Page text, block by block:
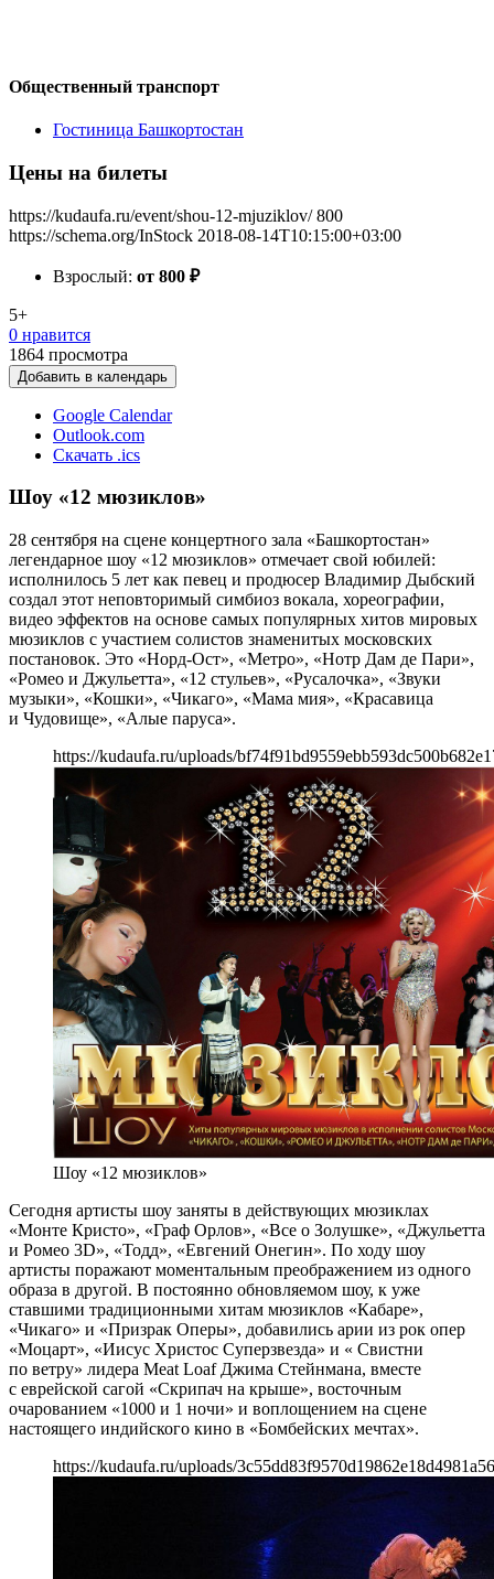
Общественный транспорт
Гостиница Башкортостан
Цены на билеты
https://kudaufa.ru/event/shou-12-mjuziklov/ 800
https://schema.org/InStock 2018-08-14T10:15:00+03:00
Взрослый: от 800 ₽
5+
0 нравится
1864 просмотра
Добавить в календарь
Google Calendar
Outlook.com
Скачать .ics
Шоу «12 мюзиклов»
28 сентября на сцене концертного зала «Башкортостан»
легендарное шоу «12 мюзиклов» отмечает свой юбилей:
исполнилось 5 лет как певец и продюсер Владимир Дыбский
создал этот неповторимый симбиоз вокала, хореографии,
видео эффектов на основе самых популярных хитов мировых
мюзиклов с участием солистов знаменитых московских
постановок. Это «Норд-Ост», «Метро», «Нотр Дам де Пари»,
«Ромео и Джульетта», «12 стульев», «Русалочка», «Звуки
музыки», «Кошки», «Чикаго», «Мама мия», «Красавица
и Чудовище», «Алые паруса».
https://kudaufa.ru/uploads/
Шоу «12 мюзиклов»
Сегодня артисты шоу заняты в действующих мюзиклах
«Монте Кристо», «Граф Орлов», «Все о Золушке», «Джульетта
и Ромео 3D», «Тодд», «Евгений Онегин». По ходу шоу
артисты поражают моментальным преображением из одного
образа в другой. В постоянно обновляемом шоу, к уже
ставшими традиционными хитам мюзиклов «Кабаре»,
«Чикаго» и «Призрак Оперы», добавились арии из рок опер
«Моцарт», «Иисус Христос Суперзвезда» и « Свистни
по ветру» лидера Meat Loaf Джима Стейнмана, вместе
с еврейской сагой «Скрипач на крыше», восточным
очарованием «1000 и 1 ночи» и воплощением на сцене
настоящего индийского кино в «Бомбейских мечтах».
https://kudaufa.ru/uploads/